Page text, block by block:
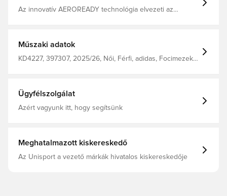
Az innovatív AEROREADY technológia elvezeti az
Műszaki adatok
KD4227, 397307, 2025/26, Női, Férfi, adidas, Focimezek,
Ügyfélszolgálat
Azért vagyunk itt, hogy segítsünk
Meghatalmazott kiskereskedő
Az Unisport a vezető márkák hivatalos kiskereskedője